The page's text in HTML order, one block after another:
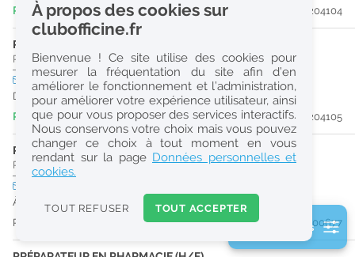
Réinitialiser
2
0
k
Consulter les offres de la France d'outre-mer
Publiée il y a 3 jour(s)
#204104
PHARMACIEN (H/F)
Pharmacie d'Officine|17110Saint-Georges-De-Didonne
temps plein
Dès que possible
Publiée il y a 3 jour(s)
#204105
PHARMACIEN (H/F)
Pharmacie d'Officine 33780 Soulac-Sur-Mer
À partir du 29/09/26
Publiée il y a 38 jour(s)
#200677
2 filtre(s) actifs
À propos des cookies sur
clubofficine.fr
Bienvenue ! Ce site utilise des cookies pour
mesurer la fréquentation du site afin d’en
améliorer le fonctionnement et l’administration,
pour améliorer votre expérience utilisateur, ainsi
que pour vous proposer des services interactifs.
Nous conservons votre choix mais vous pouvez
changer ce choix à tout moment en vous
rendant sur la page Données personnelles et
cookies.
TOUT REFUSER TOUT ACCEPTER